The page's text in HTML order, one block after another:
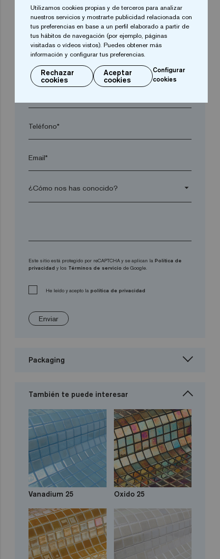
Localidad*
Código postal*
Teléfono*
Email*
arrow_drop_down
Este sitio está protegido por reCAPTCHA y se aplican la Política de
privacidad y los Términos de servicio de Google.
He leído y acepto la política de privacidad
Enviar
Packaging
También te puede interesar
Vanadium 25 Oxido 25
Utilizamos cookies propias y de terceros para analizar
nuestros servicios y mostrarte publicidad relacionada con
tus preferencias en base a un perfil elaborado a partir de
tus hábitos de navegación (por ejemplo, páginas
visitadas o vídeos vistos). Puedes obtener más
información y configurar tus preferencias.
Rechazar
cookies
Aceptar
cookies
Configurar
cookies